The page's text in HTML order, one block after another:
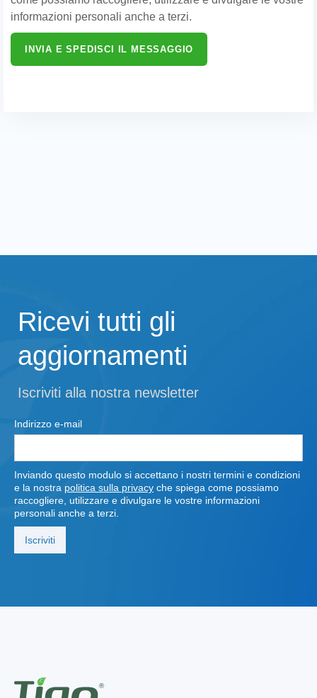
informazioni personali anche a terzi.
Ricevi tutti gli
aggiornamenti
Iscriviti alla nostra newsletter
Indirizzo e-mail
Inviando questo modulo si accettano i nostri termini e condizioni
e la nostra politica sulla privacy che spiega come possiamo
raccogliere, utilizzare e divulgare le vostre informazioni
personali anche a terzi.